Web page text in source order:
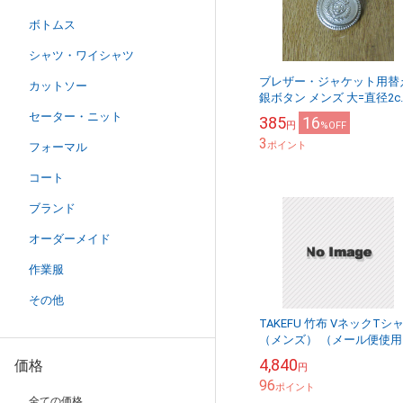
ボトムス
シャツ・ワイシャツ
カットソー
セーター・ニット
フォーマル
コート
ブランド
オーダーメイド
作業服
その他
価格
ブレザー・ジャケット用替
銀ボタン メンズ 大=直径
送料無料
385円 16%OFF
3ポイント
TAKEFU 竹布 VネックTシ
（メンズ） （メール便使
4,840円
96ポイント